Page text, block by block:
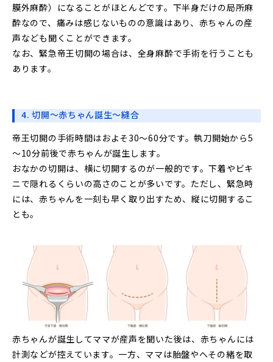
膜外麻酔）になることがほとんどです。下半身だけの局所麻
酔なので、痛みは感じないものの意識はあり、赤ちゃんの産
声なども聞くことができます。
なお、緊急帝王切開の場合は、全身麻酔で手術を行うことも
あります。
4. 切開～赤ちゃん誕生～縫合
帝王切開の手術時間はおよそ30～60分です。執刀開始から5
～10分前後で赤ちゃんが誕生します。
おなかの切開は、横に切開するのが一般的です。下着やビキ
ニで隠れるくらいの高さのことが多いです。ただし、緊急時
には、赤ちゃんを一刻も早く取り出すため、縦に切開するこ
とも。
赤ちゃんが誕生してママが産声を聞いた後は、赤ちゃんには
計測などが控えています。一方、ママは胎盤やへその緒を取